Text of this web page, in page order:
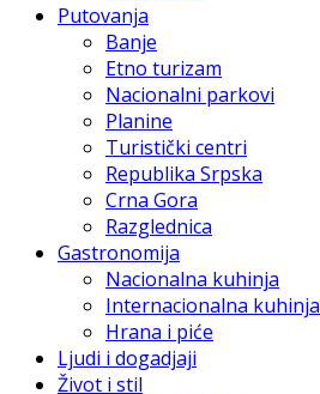
Putovanja
Banje
Etno turizam
Nacionalni parkovi
Planine
Turistički centri
Republika Srpska
Crna Gora
Razglednica
Gastronomija
Nacionalna kuhinja
Internacionalna kuhinja
Hrana i piće
Ljudi i dogadjaji
Život i stil